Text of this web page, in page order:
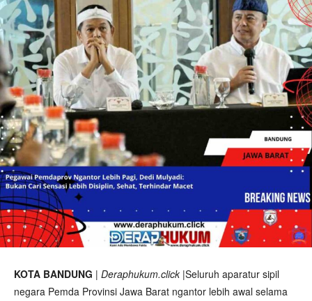
KOTA BANDUNG | Deraphukum.click |Seluruh aparatur sipil
negara Pemda Provinsi Jawa Barat ngantor lebih awal selama